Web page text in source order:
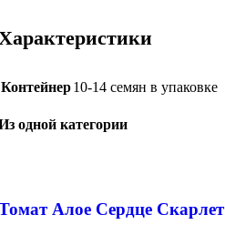
Контейнер10-14 семян в упаковке
одной категории
Алое Сердце Скарлет